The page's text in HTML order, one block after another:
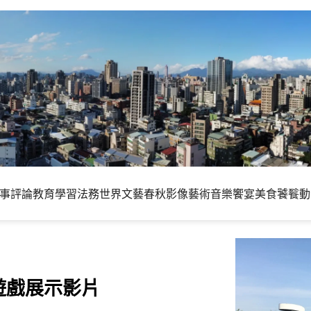
評論教育學習法務世界文藝春秋影像藝術音樂饗宴美食饕餮
展示影片